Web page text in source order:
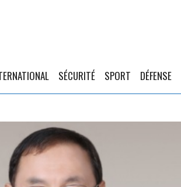
SÉCURITÉ SPORT DÉFENSE